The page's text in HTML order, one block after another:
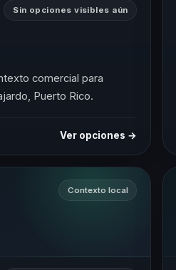
Sin opciones visibles aún
comercial para
Puerto Rico.
Ver opciones →
Contexto local